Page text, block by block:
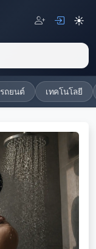
☀️
รถยนต์ เทคโนโลยี